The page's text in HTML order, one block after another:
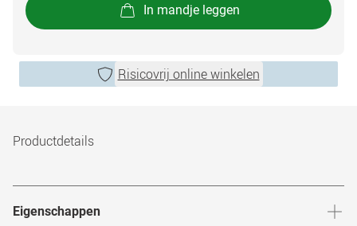
In mandje leggen
Risicovrij online winkelen
Productdetails
Eigenschappen